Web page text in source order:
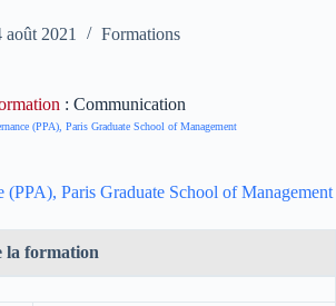
août 2021 Formations
: Communication
(PPA), Paris Graduate School of Management
la formation